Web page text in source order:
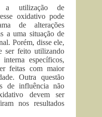
a utilização de
oxidativo pode
de alterações
a uma situação de
Porém, disse ele,
ser feito utilizando
específicos,
feitas com maior
Outra questão
de influência não
devem ser
nos resultados